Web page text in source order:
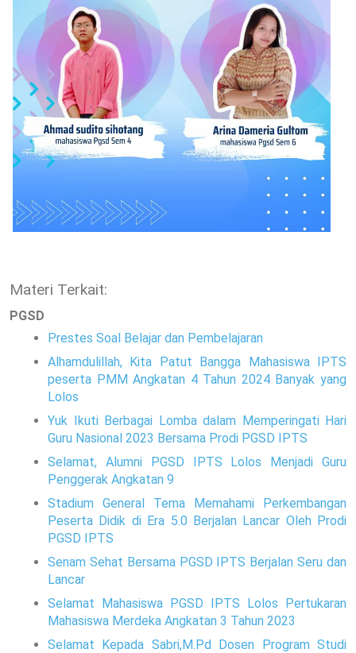
Materi Terkait:
PGSD
Prestes Soal Belajar dan Pembelajaran
Alhamdulillah, Kita Patut Bangga Mahasiswa IPTS
peserta PMM Angkatan 4 Tahun 2024 Banyak yang
Lolos
Yuk Ikuti Berbagai Lomba dalam Memperingati Hari
Guru Nasional 2023 Bersama Prodi PGSD IPTS
Selamat, Alumni PGSD IPTS Lolos Menjadi Guru
Penggerak Angkatan 9
Stadium General Tema Memahami Perkembangan
Peserta Didik di Era 5.0 Berjalan Lancar Oleh Prodi
PGSD IPTS
Senam Sehat Bersama PGSD IPTS Berjalan Seru dan
Lancar
Selamat Mahasiswa PGSD IPTS Lolos Pertukaran
Mahasiswa Merdeka Angkatan 3 Tahun 2023
Selamat Kepada Sabri,M.Pd Dosen Program Studi